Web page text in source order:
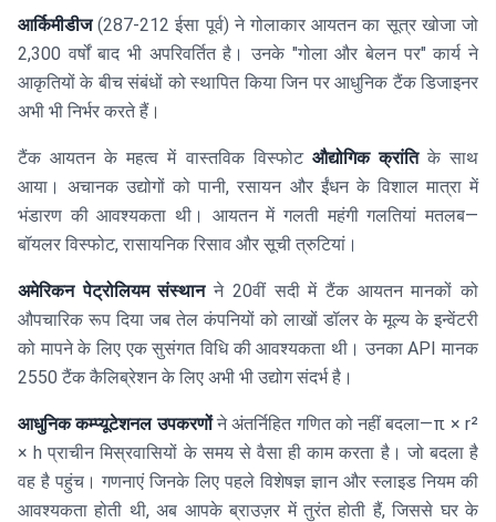
आर्किमीडीज(287-212 ईसा पूर्व) ने गोलाकार आयतन का सूत्र खोजा जो
2,300 वर्षों बाद भी अपरिवर्तित है। उनके "गोला और बेलन पर" कार्य ने
आकृतियों के बीच संबंधों को स्थापित किया जिन पर आधुनिक टैंक डिजाइनर
अभी भी निर्भर करते हैं।
टैंक आयतन के महत्व में वास्तविक विस्फोट औद्योगिक क्रांतिके साथ
आया। अचानक उद्योगों को पानी, रसायन और ईंधन के विशाल मात्रा में
भंडारण की आवश्यकता थी। आयतन में गलती महंगी गलतियां मतलब—
बॉयलर विस्फोट, रासायनिक रिसाव और सूची त्रुटियां।
अमेरिकन पेट्रोलियम संस्थानने 20वीं सदी में टैंक आयतन मानकों को
औपचारिक रूप दिया जब तेल कंपनियों को लाखों डॉलर के मूल्य के इन्वेंटरी
को मापने के लिए एक सुसंगत विधि की आवश्यकता थी। उनका API मानक
2550 टैंक कैलिब्रेशन के लिए अभी भी उद्योग संदर्भ है।
आधुनिक कम्प्यूटेशनल उपकरणोंने अंतर्निहित गणित को नहीं बदला—π × r²
× h प्राचीन मिस्रवासियों के समय से वैसा ही काम करता है। जो बदला है
वह है पहुंच। गणनाएं जिनके लिए पहले विशेषज्ञ ज्ञान और स्लाइड नियम की
आवश्यकता होती थी, अब आपके ब्राउज़र में तुरंत होती हैं, जिससे घर के